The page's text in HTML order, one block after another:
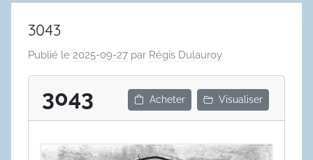
3043
Publié le 2025-09-27 par Régis Dulauroy
3043 Acheter Visualiser